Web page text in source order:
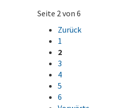
Seite 2 von 6
Zurück
1
2
3
4
5
6